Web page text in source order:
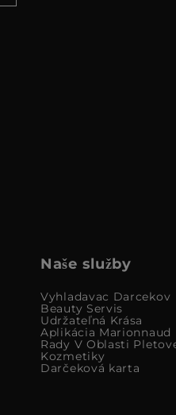
Naše služby
Vyhladavac Darcekov
Beauty Servis
Udržateľná Krása
Aplikácia Marionnaud
Rady V Oblasti
Kozmetiky
Darčeková karta